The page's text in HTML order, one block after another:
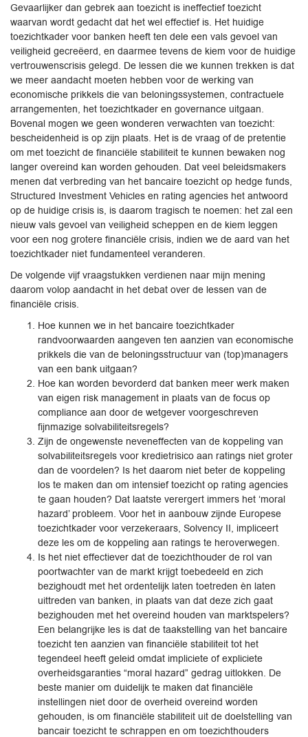
Gevaarlijker dan gebrek aan toezicht is ineffectief toezicht
waarvan wordt gedacht dat het wel effectief is. Het huidige
toezichtkader voor banken heeft ten dele een vals gevoel van
veiligheid gecreëerd, en daarmee tevens de kiem voor de huidige
vertrouwenscrisis gelegd. De lessen die we kunnen trekken is dat
we meer aandacht moeten hebben voor de werking van
economische prikkels die van beloningssystemen, contractuele
arrangementen, het toezichtkader en governance uitgaan.
Bovenal mogen we geen wonderen verwachten van toezicht:
bescheidenheid is op zijn plaats. Het is de vraag of de pretentie
om met toezicht de financiële stabiliteit te kunnen bewaken nog
langer overeind kan worden gehouden. Dat veel beleidsmakers
menen dat verbreding van het bancaire toezicht op hedge funds,
Structured Investment Vehicles en rating agencies het antwoord
op de huidige crisis is, is daarom tragisch te noemen: het zal een
nieuw vals gevoel van veiligheid scheppen en de kiem leggen
voor een nog grotere financiële crisis, indien we de aard van het
toezichtkader niet fundamenteel veranderen.
De volgende vijf vraagstukken verdienen naar mijn mening
daarom volop aandacht in het debat over de lessen van de
financiële crisis.
Hoe kunnen we in het bancaire toezichtkader
randvoorwaarden aangeven ten aanzien van economische
prikkels die van de beloningsstructuur van (top)managers
van een bank uitgaan?
Hoe kan worden bevorderd dat banken meer werk maken
van eigen risk management in plaats van de focus op
compliance aan door de wetgever voorgeschreven
fijnmazige solvabiliteitsregels?
Zijn de ongewenste neveneffecten van de koppeling van
solvabiliteitsregels voor kredietrisico aan ratings niet groter
dan de voordelen? Is het daarom niet beter de koppeling
los te maken dan om intensief toezicht op rating agencies
te gaan houden? Dat laatste verergert immers het ‘moral
hazard’ probleem. Voor het in aanbouw zijnde Europese
toezichtkader voor verzekeraars, Solvency II, impliceert
deze les om de koppeling aan ratings te heroverwegen.
Is het niet effectiever dat de toezichthouder de rol van
poortwachter van de markt krijgt toebedeeld en zich
bezighoudt met het ordentelijk laten toetreden èn laten
uittreden van banken, in plaats van dat deze zich gaat
bezighouden met het overeind houden van marktspelers?
Een belangrijke les is dat de taakstelling van het bancaire
toezicht ten aanzien van financiële stabiliteit tot het
tegendeel heeft geleid omdat impliciete of expliciete
overheidsgaranties “moral hazard” gedrag uitlokken. De
beste manier om duidelijk te maken dat financiële
instellingen niet door de overheid overeind worden
gehouden, is om financiële stabiliteit uit de doelstelling van
bancair toezicht te schrappen en om toezichthouders